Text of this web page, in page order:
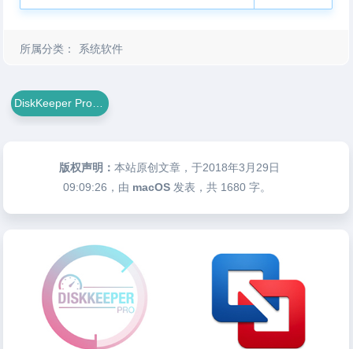
所属分类： 系统软件
版权声明：本站原创文章，于2018年3月29日
09:09:26 ，由 macOS 发表，共 1680 字。